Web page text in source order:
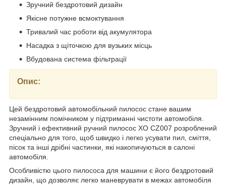
Зручний бездротовий дизайн
Якісне потужне всмоктування
Тривалий час роботи від акумулятора
Насадка з щіточкою для вузьких місць
Вбудована система фільтрації
Опис:
Цей бездротовий автомобільний пилосос стане вашим
незамінним помічником у підтриманні чистоти автомобіля.
Зручний і ефективний ручний пилосос XO CZ007 розроблений
спеціально для того, щоб швидко і легко усувати пил, сміття,
пісок та інші дрібні частинки, які накопичуються в салоні
автомобіля.
Особливістю цього пилососа для машини є його бездротовий
дизайн, що дозволяє легко маневрувати в межах автомобіля